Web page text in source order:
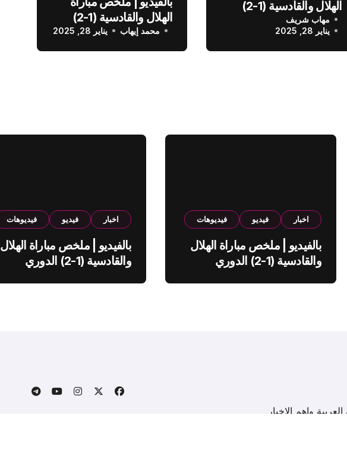
الهلال والقادسية (1-2)
الدوري السعودي
مهاب شريف
يناير 28, 2025
الهلال والقادسية (1-2)
الدوري السعودي
محمد إيهاب يناير 28, 2025
اخبار فيديو فيديوهات
بالفيديو | ملخص مباراة الهلال
والقادسية (1-2) الدوري
اخبار فيديو فيديوهات
بالفيديو | ملخص مباراة الهلال
والقادسية (1-2) الدوري
واهم الاخبار